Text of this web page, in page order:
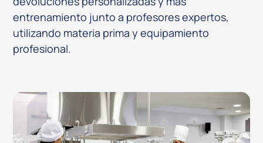
entrenamiento junto a profesores expertos,
utilizando materia prima y equipamiento
profesional.